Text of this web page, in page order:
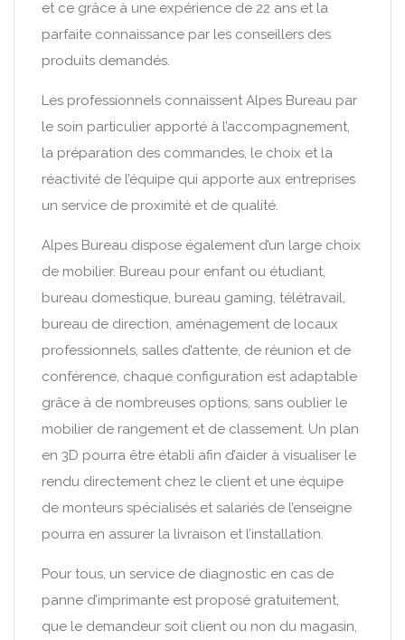
et ce grâce à une expérience de 22 ans et la
parfaite connaissance par les conseillers des
produits demandés.
Les professionnels connaissent Alpes Bureau par
le soin particulier apporté à l’accompagnement,
la préparation des commandes, le choix et la
réactivité de l’équipe qui apporte aux entreprises
un service de proximité et de qualité.
Alpes Bureau dispose également d’un large choix
de mobilier. Bureau pour enfant ou étudiant,
bureau domestique, bureau gaming, télétravail,
bureau de direction, aménagement de locaux
professionnels, salles d’attente, de réunion et de
conférence, chaque configuration est adaptable
grâce à de nombreuses options, sans oublier le
mobilier de rangement et de classement. Un plan
en 3D pourra être établi afin d’aider à visualiser le
rendu directement chez le client et une équipe
de monteurs spécialisés et salariés de l’enseigne
pourra en assurer la livraison et l’installation.
Pour tous, un service de diagnostic en cas de
panne d’imprimante est proposé gratuitement,
que le demandeur soit client ou non du magasin,